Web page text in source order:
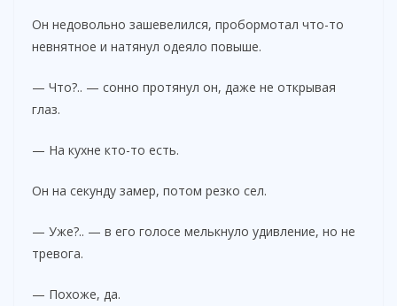
Он недовольно зашевелился, пробормотал что-то
невнятное и натянул одеяло повыше.
— Что?.. — сонно протянул он, даже не открывая
глаз.
— На кухне кто-то есть.
Он на секунду замер, потом резко сел.
— Уже?.. — в его голосе мелькнуло удивление, но не
тревога.
— Похоже, да.